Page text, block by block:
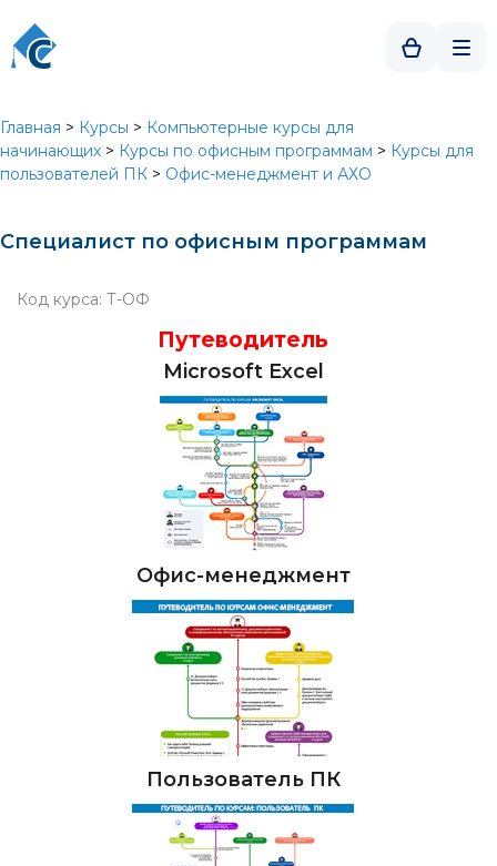
Главная > Курсы > Компьютерные курсы для
начинающих > Курсы по офисным программам > Курсы для
пользователей ПК > Офис-менеджмент и АХО
Специалист по офисным программам
Код курса: Т-ОФ
Путеводитель
Microsoft Excel
Офис-менеджмент
Пользователь ПК